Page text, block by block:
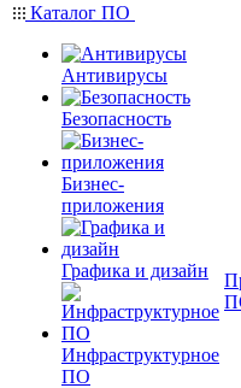
Каталог ПО
Антивирусы
Безопасность
Бизнес-
приложения
Графика и дизайн
Инфраструктурное
ПО